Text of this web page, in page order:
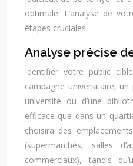
optimale. L’analyse de
étapes cruciales.
Analyse précise
Identifier votre public
campagne universitaire, un
université ou d’une
efficace que dans un
choisira des
(supermarchés, salles
commerciaux), tandis